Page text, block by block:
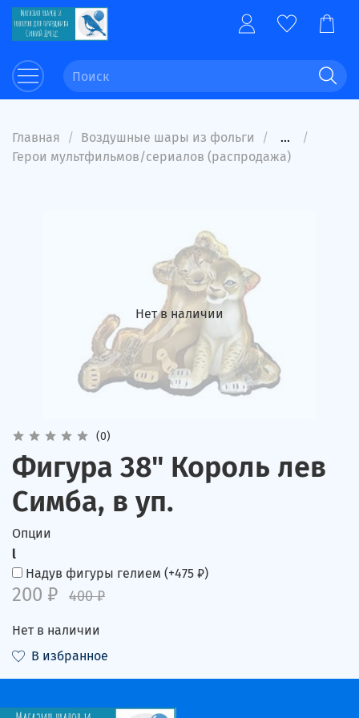
Главная Воздушные шары из фольги
...
Герои мультфильмов/сериалов (распродажа)
Нет в наличии
(0)
Фигура 38" Король лев
Симба, в уп.
Опции
l
Надув фигуры гелием (+475 ₽)
200 ₽ 400 ₽
Нет в наличии
В избранное